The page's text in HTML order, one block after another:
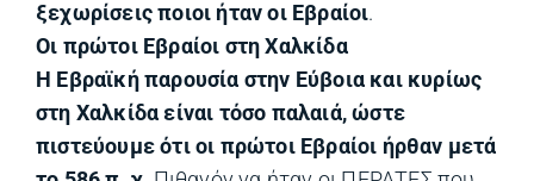
ξεχωρίσεις ποιοι ήταν οι Εβραίοι.
Οι πρώτοι Εβραίοι στη Χαλκίδα
Η Εβραϊκή παρουσία στην Εύβοια και κυρίως
στη Χαλκίδα είναι τόσο παλαιά, ώστε
πιστεύουμε ότι οι πρώτοι Εβραίοι ήρθαν μετά